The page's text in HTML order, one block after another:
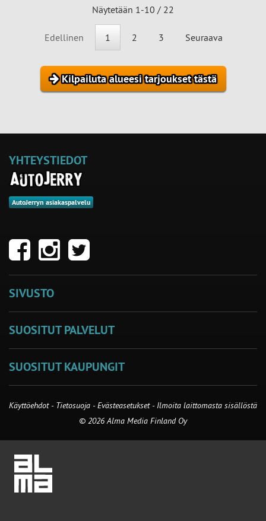
Näytetään 1-10 / 22
Edellinen 1 2 3 Seuraava
Kilpailuta alueesi tarjoukset tästä
YHTEYSTIEDOT
AutoJerryn asiakaspalvelu
SIVUSTO
SUOSITUT PALVELUT
SUOSITUT KAUPUNGIT
Käyttöehdot - Tietosuoja -Evästeasetukset- Ilmoita laittomasta sisällöstä
© 2026 Alma Media Finland Oy